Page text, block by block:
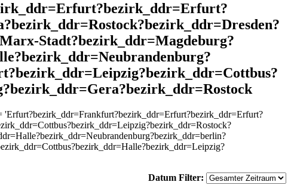
Stadt?bezirk_ddr=Magdeburg?
Datum Filter: